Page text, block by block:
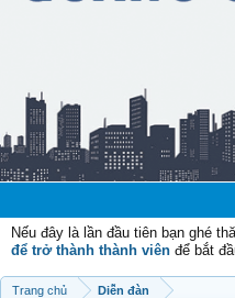
Nếu đây là lần đầu tiên bạn ghé
để trở thành thành viên để bắt
Trang chủ Diễn đàn